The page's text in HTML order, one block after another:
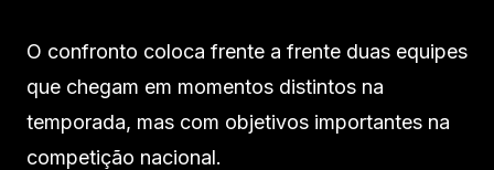
O confronto coloca frente a frente duas equipes
que chegam em momentos distintos na
temporada, mas com objetivos importantes na
competição nacional.